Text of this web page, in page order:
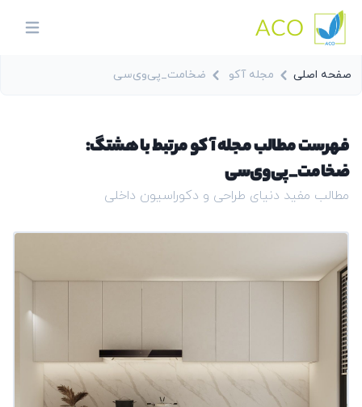
ACO
menu
صفحه اصلی مجله آکو ضخامت_پی‌وی‌سی
فهرست مطالب مجله آکو مرتبط با هشتگ:
ضخامت_پی‌وی‌سی
مطالب مفید دنیای طراحی و دکوراسیون داخلی